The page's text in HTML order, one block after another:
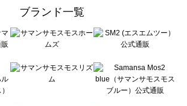
トップス一覧
プス一覧
クラシック）のトップス一覧
ル）のトップス一覧
ズブルー）のトップス一覧
）のトップス一覧
ブランド一覧